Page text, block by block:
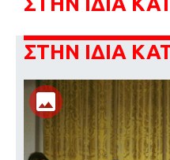
ΣΤΗΝ ΙΔΙΑ